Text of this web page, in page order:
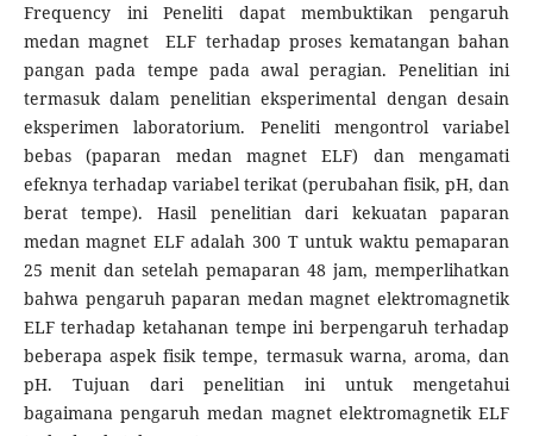
Frequency ini Peneliti dapat membuktikan pengaruh
medan magnet ELF terhadap proses kematangan bahan
pangan pada tempe pada awal peragian. Penelitian ini
termasuk dalam penelitian eksperimental dengan desain
eksperimen laboratorium. Peneliti mengontrol variabel
bebas (paparan medan magnet ELF) dan mengamati
efeknya terhadap variabel terikat (perubahan fisik, pH, dan
berat tempe). Hasil penelitian dari kekuatan paparan
medan magnet ELF adalah 300 T untuk waktu pemaparan
25 menit dan setelah pemaparan 48 jam, memperlihatkan
bahwa pengaruh paparan medan magnet elektromagnetik
ELF terhadap ketahanan tempe ini berpengaruh terhadap
beberapa aspek fisik tempe, termasuk warna, aroma, dan
pH. Tujuan dari penelitian ini untuk mengetahui
bagaimana pengaruh medan magnet elektromagnetik ELF